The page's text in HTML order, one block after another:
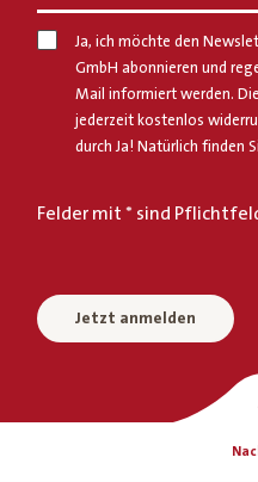
Ja, ich möchte den
GmbH abonnieren und
Mail informiert werden.
jederzeit kostenlos
durch Ja! Natürlich finden
Felder mit * sind
Jetzt anmelden